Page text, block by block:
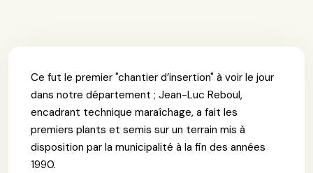
Ce fut le premier "chantier d’insertion" à voir le jour
dans notre département ; Jean-Luc Reboul,
encadrant technique maraîchage, a fait les
premiers plants et semis sur un terrain mis à
disposition par la municipalité à la fin des années
1990.